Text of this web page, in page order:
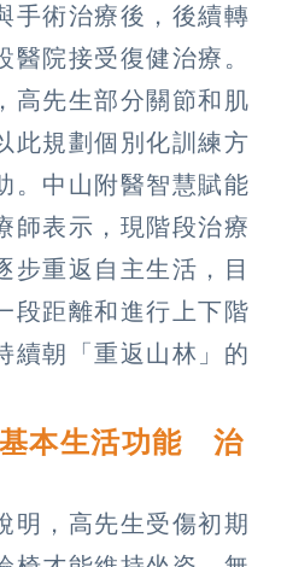
手術治療後，後續轉
院接受復健治療。
高先生部分關節和肌
此規劃個別化訓練方
。中山附醫智慧賦能
師表示，現階段治療
步重返自主生活，目
段距離和進行上下階
續朝「重返山林」的
本生活功能 治
明，高先生受傷初期